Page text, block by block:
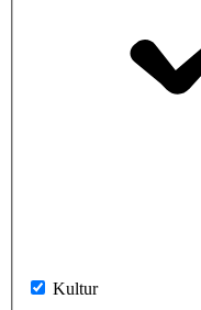
Kultur